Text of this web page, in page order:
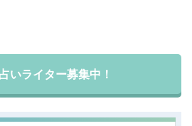
いライター募集中！